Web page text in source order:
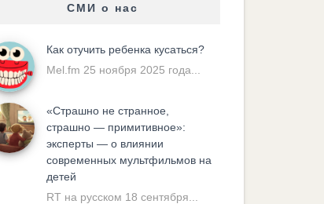
СМИ о нас
Как отучить ребенка кусаться?
Mel.fm 25 ноября 2025 года...
«Cтрашно не странное,
страшно — примитивное»:
эксперты — о влиянии
современных мультфильмов на
детей
RT на русском 18 сентября...